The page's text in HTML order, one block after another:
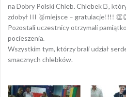
na Dobry Polski Chleb. Chlebek🍞,
zdobył III 🥉miejsce – gratulacje!!!!
Pozostali uczestnicy otrzymali
pocieszenia.
Wszystkim tym, którzy brali udział
smacznych chlebków.